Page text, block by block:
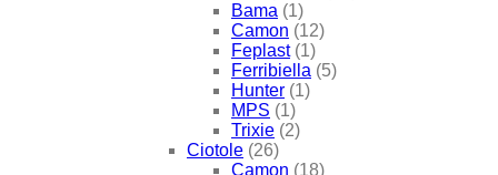
Bama (1)
Camon (12)
Feplast (1)
Ferribiella (5)
Hunter (1)
MPS (1)
Trixie (2)
Ciotole (26)
Camon (18)